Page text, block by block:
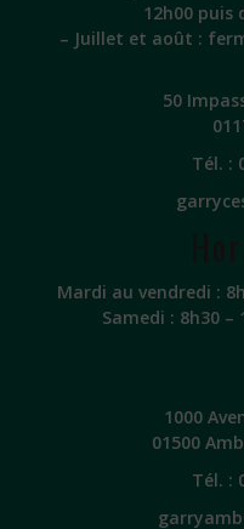
12h00 puis
– Juillet et août :
50
Tél. :
Mardi au vendredi :
Samedi : 8h30 –
1000
01500
Tél. :